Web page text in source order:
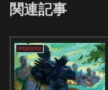
関連記事
mtgrocks